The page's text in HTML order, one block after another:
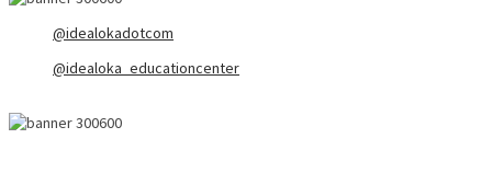
@idealokadotcom
@idealoka_educationcenter